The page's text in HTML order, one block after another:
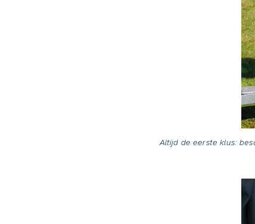
Altijd de eerste klus: